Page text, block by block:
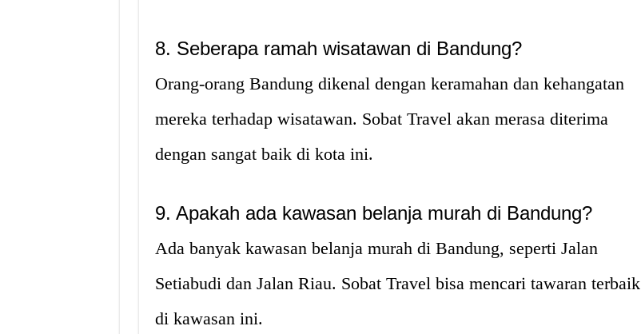
8. Seberapa ramah wisatawan di Bandung?
Orang-orang Bandung dikenal dengan keramahan dan kehangatan
mereka terhadap wisatawan. Sobat Travel akan merasa diterima
dengan sangat baik di kota ini.
9. Apakah ada kawasan belanja murah di Bandung?
Ada banyak kawasan belanja murah di Bandung, seperti Jalan
Setiabudi dan Jalan Riau. Sobat Travel bisa mencari tawaran terbaik
di kawasan ini.